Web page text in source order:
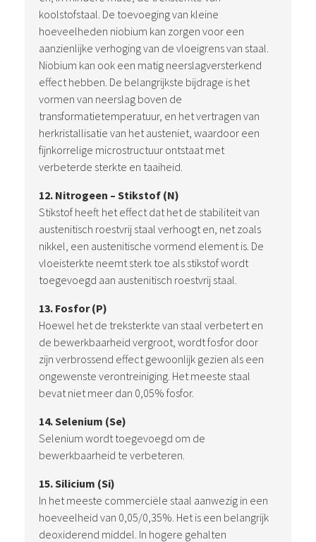
koolstofstaal. De toevoeging van kleine
hoeveelheden niobium kan zorgen voor een
aanzienlijke verhoging van de vloeigrens van staal.
Niobium kan ook een matig neerslagversterkend
effect hebben. De belangrijkste bijdrage is het
vormen van neerslag boven de
transformatietemperatuur, en het vertragen van
herkristallisatie van het austeniet, waardoor een
fijnkorrelige microstructuur ontstaat met
verbeterde sterkte en taaiheid.
12. Nitrogeen – Stikstof (N)
Stikstof heeft het effect dat het de stabiliteit van
austenitisch roestvrij staal verhoogt en, net zoals
nikkel, een austenitische vormend element is. De
vloeisterkte neemt sterk toe als stikstof wordt
toegevoegd aan austenitisch roestvrij staal.
13. Fosfor (P)
Hoewel het de treksterkte van staal verbetert en
de bewerkbaarheid vergroot, wordt fosfor door
zijn verbrossend effect gewoonlijk gezien als een
ongewenste verontreiniging. Het meeste staal
bevat niet meer dan 0,05% fosfor.
14. Selenium (Se)
Selenium wordt toegevoegd om de
bewerkbaarheid te verbeteren.
15. Silicium (Si)
In het meeste commerciële staal aanwezig in een
hoeveelheid van 0,05/0,35%. Het is een belangrijk
deoxiderend middel. In hogere gehalten